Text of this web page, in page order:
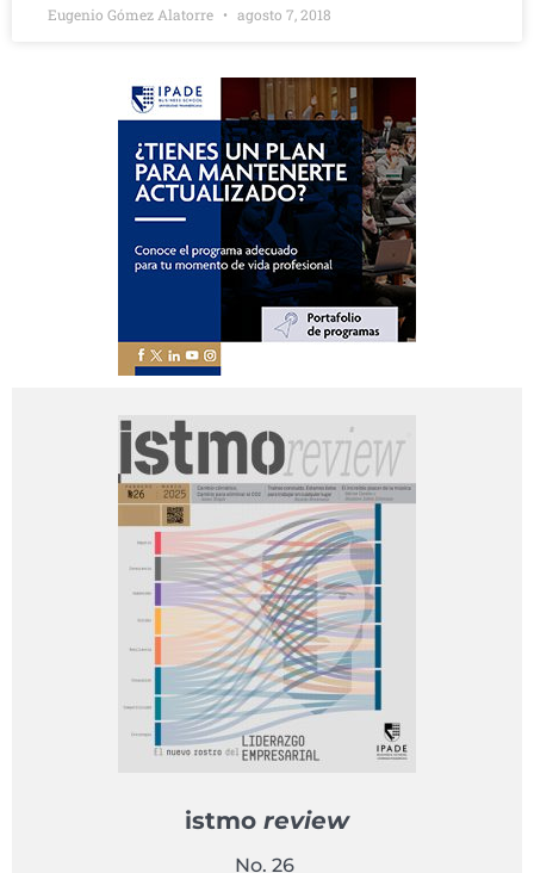
Eugenio Gómez Alatorre agosto 7, 2018
istmo review
No. 26